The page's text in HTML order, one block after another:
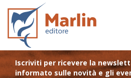
Iscriviti per ricevere la
informato sulle novità e gli